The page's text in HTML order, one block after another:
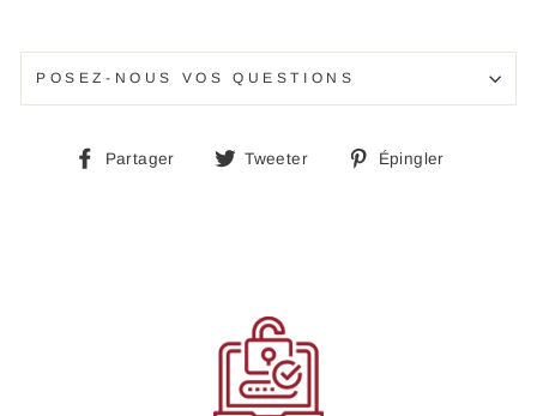
POSEZ-NOUS VOS QUESTIONS
Partager
PartagerTweeter
TweeterÉpingler